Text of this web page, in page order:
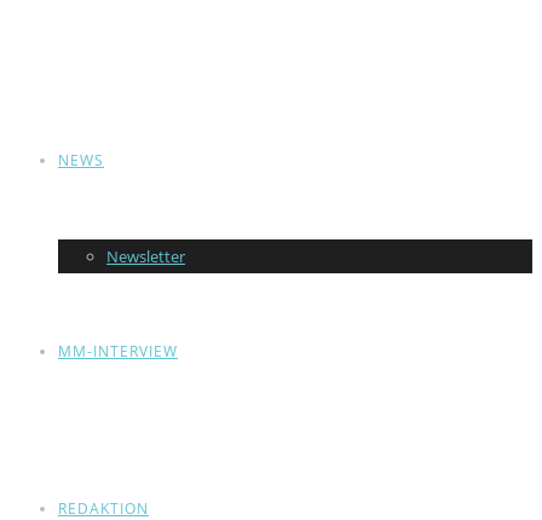
NEWS
Newsletter
MM-INTERVIEW
REDAKTION